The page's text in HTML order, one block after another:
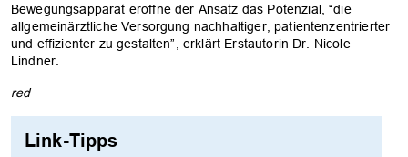
Bewegungsapparat eröffne der Ansatz das Potenzial, “die
allgemeinärztliche Versorgung nachhaltiger, patientenzentrierter
und effizienter zu gestalten”, erklärt Erstautorin Dr. Nicole
Lindner.
red
Link-Tipps